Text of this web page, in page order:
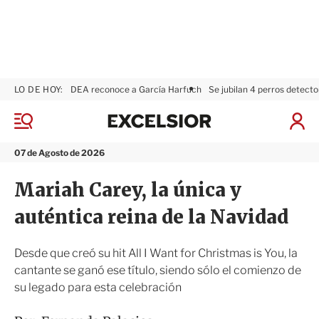
M
n
07 de Agosto de 2026
LO DE HOY: DEA reconoce a García Harfuch Se jubilan 4 perros
I
ó
x
i
o
r
Mariah Carey, la única y
auténtica reina de la Navidad
Desde que creó su hit All I Want for Christmas is You, la
cantante se ganó ese título, siendo sólo el comienzo de
su legado para esta celebración